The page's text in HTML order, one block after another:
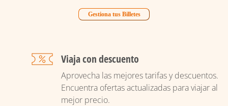
Gestiona tus Billetes
Viaja con descuento
Aprovecha las mejores tarifas y descuentos.
Encuentra ofertas actualizadas para viajar al
mejor precio.